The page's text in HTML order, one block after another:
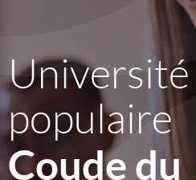
Université
populaire
Coude du